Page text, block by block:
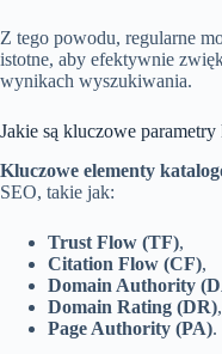
Z tego powodu, regularne
istotne, aby efektywnie
wynikach wyszukiwania.
Jakie są kluczowe
Kluczowe elementy
SEO, takie jak:
Trust Flow (TF),
Citation Flow (CF),
Domain Authority
Domain Rating (DR),
Page Authority (PA).